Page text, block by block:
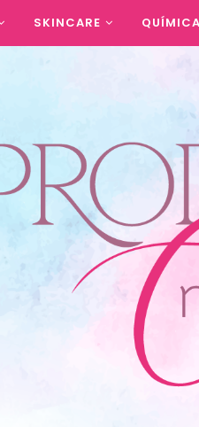
SKINCARE